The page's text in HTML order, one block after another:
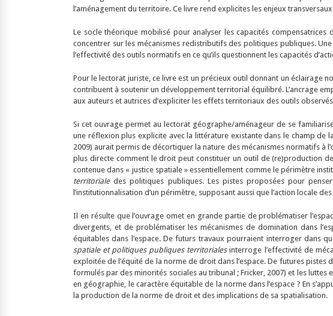
l’aménagement du territoire. Ce livre rend explicites les enjeux
Le socle théorique mobilisé pour analyser les capacités
concentrer sur les mécanismes redistributifs des politiques publiques.
l’effectivité des outils normatifs en ce qu’ils questionnent les capacités
Pour le lectorat juriste, ce livre est un précieux outil donnant un éclairage
contribuent à soutenir un développement territorial équilibré. L’ancrage
aux auteurs et autrices d’expliciter les effets territoriaux des outils
Si cet ouvrage permet au lectorat géographe/aménageur de se
une réflexion plus explicite avec la littérature existante dans le champ de
2009) aurait permis de décortiquer la nature des mécanismes normatifs à
plus directe comment le droit peut constituer un outil de (re)production
contenue dans « justice spatiale » essentiellement comme le périmètre
territorialedes politiques publiques. Les pistes proposées pour
l’institutionnalisation d’un périmètre, supposant aussi que l’action locale
Il en résulte que l’ouvrage omet en grande partie de problématiser
divergents, et de problématiser les mécanismes de domination dans
équitables dans l’espace. De futurs travaux pourraient interroger dans
spatiale et politiques publiques territorialesinterroge l’effectivité de
exploitée de l’équité de la norme de droit dans l’espace. De futures
formulés par des minorités sociales au tribunal ; Fricker, 2007) et les
en géographie, le caractère équitable de la norme dans l’espace ? En
la production de la norme de droit et des implications de sa spatialisation.